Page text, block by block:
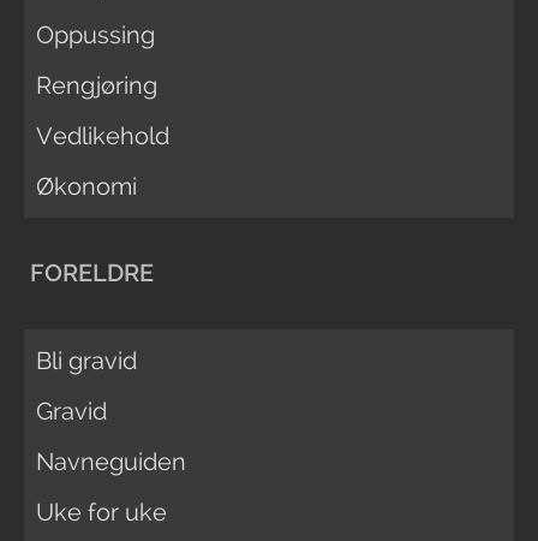
Oppussing
Rengjøring
Vedlikehold
Økonomi
FORELDRE
Bli gravid
Gravid
Navneguiden
Uke for uke